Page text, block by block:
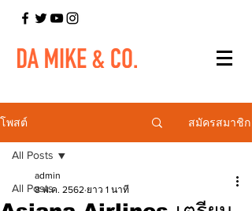
โพสต์ สมัครสมาชิก
All Posts
All Posts
admin
8 พ.ค. 2562 ยาว 1 นาที